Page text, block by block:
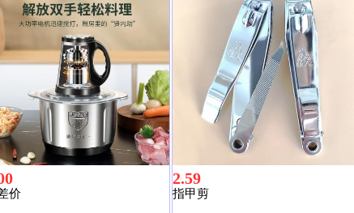
价
2.59
指甲剪